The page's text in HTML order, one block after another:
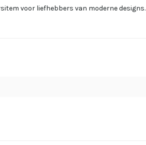
voor liefhebbers van moderne designs.